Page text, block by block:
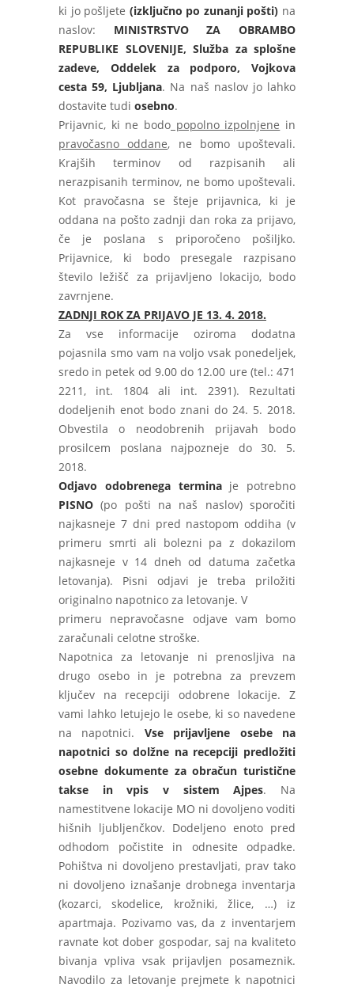
ki jo pošljete (izključno po zunanji pošti) na
naslov: MINISTRSTVO ZA OBRAMBO
REPUBLIKE SLOVENIJE, Služba za splošne
zadeve, Oddelek za podporo, Vojkova
cesta 59, Ljubljana. Na naš naslov jo lahko
dostavite tudi osebno.
Prijavnic, ki ne bodo popolno izpolnjene in
pravočasno oddane, ne bomo upoštevali.
Krajših terminov od razpisanih ali
nerazpisanih terminov, ne bomo upoštevali.
Kot pravočasna se šteje prijavnica, ki je
oddana na pošto zadnji dan roka za prijavo,
če je poslana s priporočeno pošiljko.
Prijavnice, ki bodo presegale razpisano
število ležišč za prijavljeno lokacijo, bodo
zavrnjene.
ZADNJI ROK ZA PRIJAVO JE 13. 4. 2018.
Za vse informacije oziroma dodatna
pojasnila smo vam na voljo vsak ponedeljek,
sredo in petek od 9.00 do 12.00 ure (tel.: 471
2211, int. 1804 ali int. 2391). Rezultati
dodeljenih enot bodo znani do 24. 5. 2018.
Obvestila o neodobrenih prijavah bodo
prosilcem poslana najpozneje do 30. 5.
2018.
Odjavo odobrenega terminaje potrebno
PISNO (po pošti na naš naslov) sporočiti
najkasneje 7 dni pred nastopom oddiha (v
primeru smrti ali bolezni pa z dokazilom
najkasneje v 14 dneh od datuma začetka
letovanja). Pisni odjavi je treba priložiti
originalno napotnico za letovanje. V
primeru nepravočasne odjave vam bomo
zaračunali celotne stroške.
Napotnica za letovanje ni prenosljiva na
drugo osebo in je potrebna za prevzem
ključev na recepciji odobrene lokacije. Z
vami lahko letujejo le osebe, ki so navedene
na napotnici. Vse prijavljene osebe na
napotnici so dolžne na recepciji predložiti
osebne dokumente za obračun turistične
takse in vpis v sistem Ajpes. Na
namestitvene lokacije MO ni dovoljeno voditi
hišnih ljubljenčkov. Dodeljeno enoto pred
odhodom počistite in odnesite odpadke.
Pohištva ni dovoljeno prestavljati, prav tako
ni dovoljeno iznašanje drobnega inventarja
(kozarci, skodelice, krožniki, žlice, …) iz
apartmaja. Pozivamo vas, da z inventarjem
ravnate kot dober gospodar, saj na kvaliteto
bivanja vpliva vsak prijavljen posameznik.
Navodilo za letovanje prejmete k napotnici